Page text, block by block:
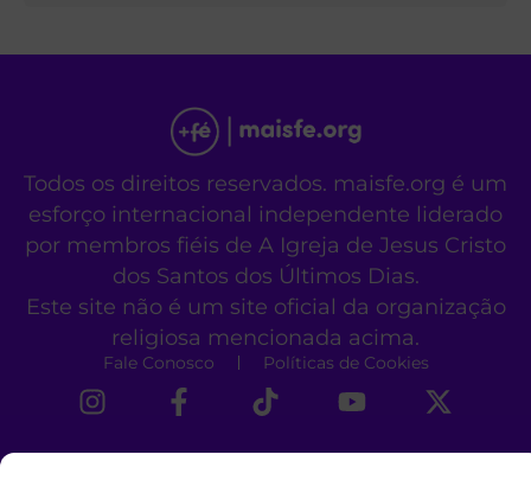
Todos os direitos reservados. maisfe.org é um
esforço internacional independente liderado
por membros fiéis de A Igreja de Jesus Cristo
dos Santos dos Últimos Dias.
Este site não é um site oficial da organização
religiosa mencionada acima.
Fale Conosco Políticas de Cookies